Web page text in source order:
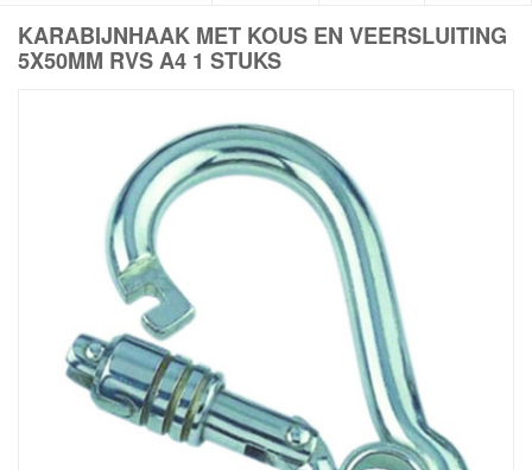
KARABIJNHAAK MET KOUS EN VEERSLUITING
5X50MM RVS A4 1 STUKS